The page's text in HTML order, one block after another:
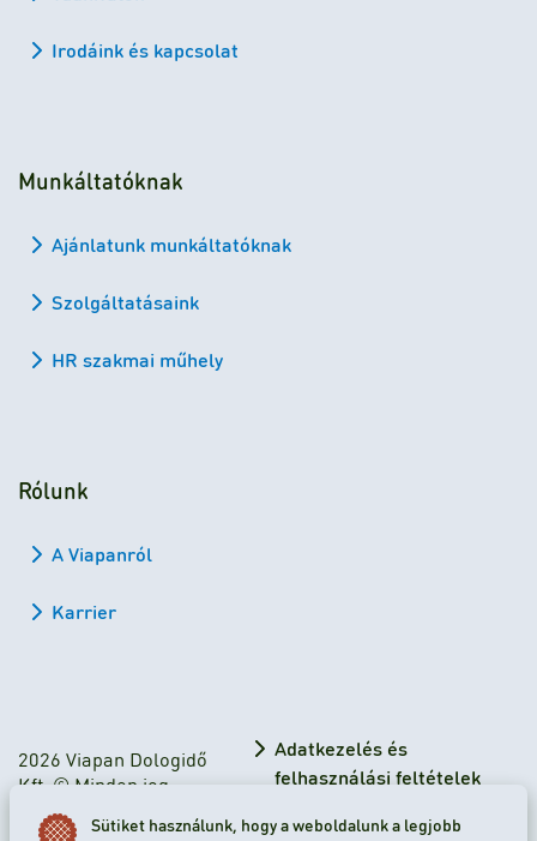
Irodáink és kapcsolat
Munkáltatóknak
Ajánlatunk munkáltatóknak
Szolgáltatásaink
HR szakmai műhely
Rólunk
A Viapanról
Karrier
2026 Viapan Dologidő
Kft. © Minden jog
fenntartva.
Adatkezelés és
felhasználási feltételek
Adatkezelési tájékoztató
Sütiket használunk, hogy a weboldalunk a legjobb